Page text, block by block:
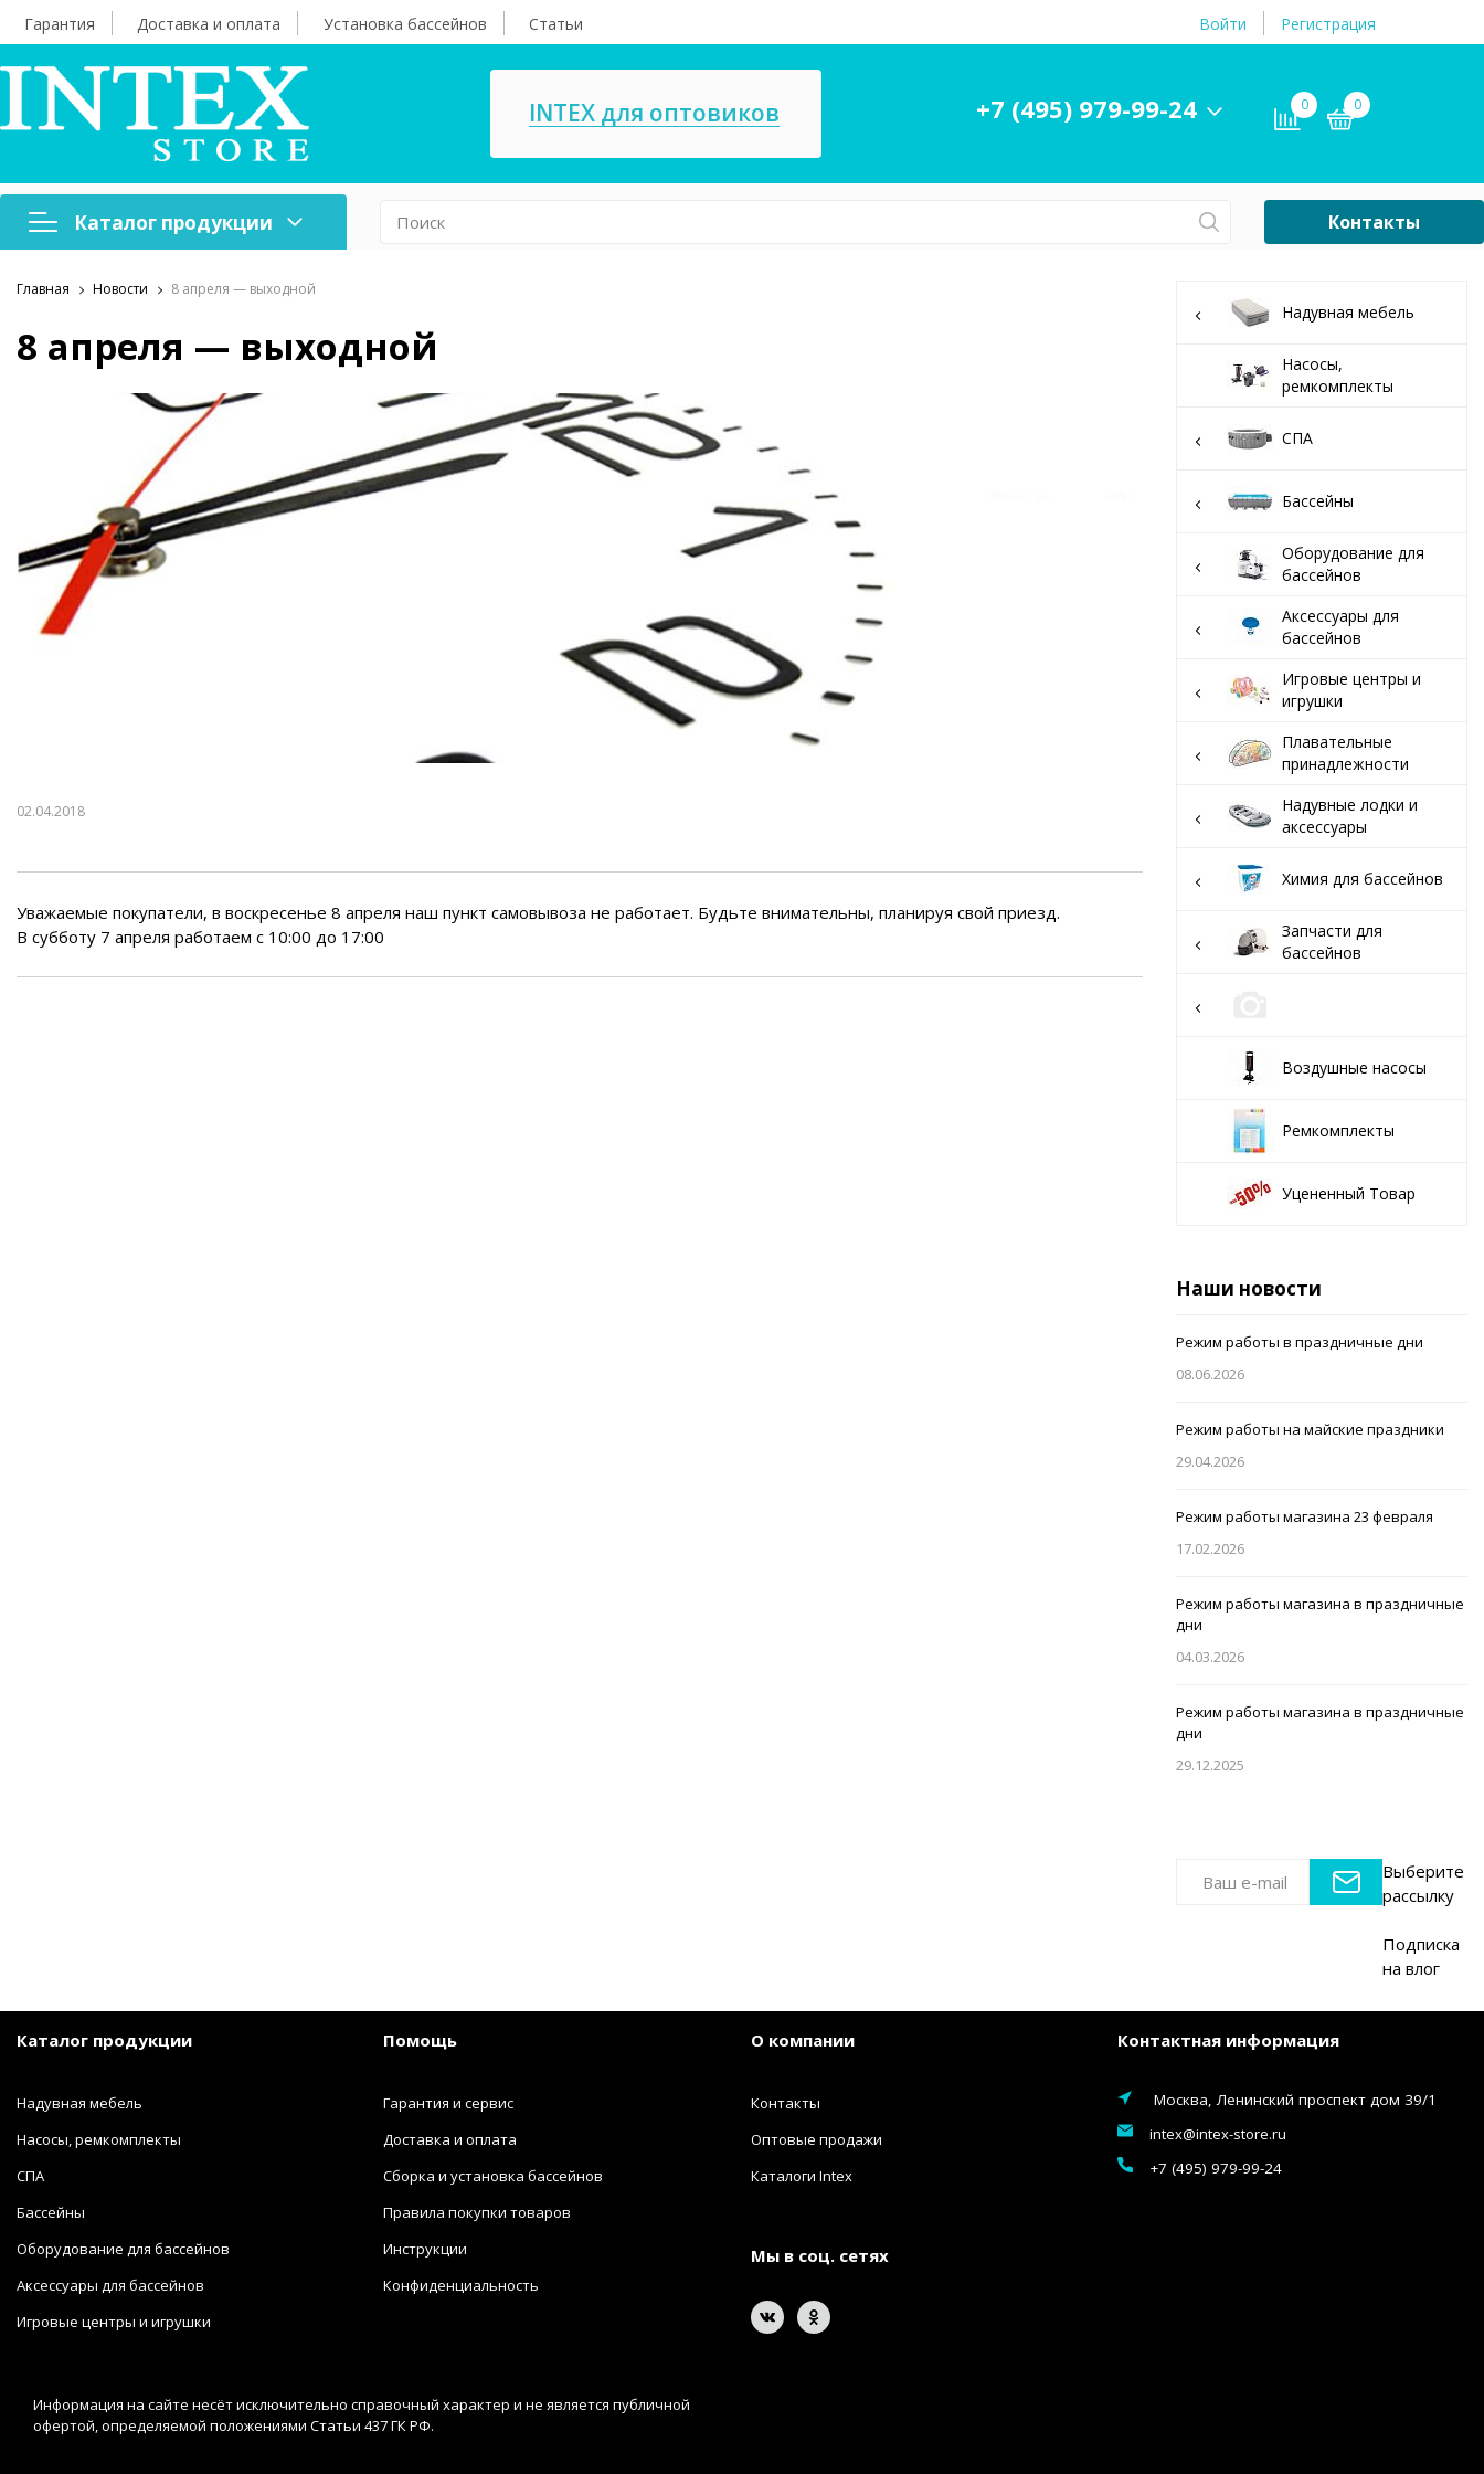
Гарантия Доставка и оплата Установка бассейнов Статьи Войти Регистрация
INTEX для оптовиков +7 (495) 979-99-24 0 0
Каталог продукции
Надувная мебель
Бассейны
Оборудование для
бассейнов
принадлежности
Надувные лодки и
аксессуары
Химия для бассейнов
Воздушные насосы
Контакты
Надувная мебель
Насосы,
ремкомплекты
СПА
Бассейны
Оборудование для
бассейнов
Аксессуары для
бассейнов
Игровые центры и
игрушки
Плавательные
принадлежности
Надувные лодки и
аксессуары
Химия для бассейнов
Запчасти для
бассейнов
Воздушные насосы
Ремкомплекты
Уцененный Товар
Наши новости
Режим работы в праздничные дни
08.06.2026
Режим работы на майские праздники
29.04.2026
Режим работы магазина 23 февраля
17.02.2026
Режим работы магазина в праздничные
дни
04.03.2026
Режим работы магазина в праздничные
дни
29.12.2025
Выберите
рассылку
Подписка
на влог
Главная Новости 8 апреля — выходной
8 апреля — выходной
02.04.2018
Уважаемые покупатели, в воскресенье 8 апреля наш пункт самовывоза не работает. Будьте внимательны, планируя свой приезд.
В субботу 7 апреля работаем с 10:00 до 17:00
Каталог продукции
Надувная мебель
Насосы, ремкомплекты
СПА
Бассейны
Оборудование для бассейнов
Аксессуары для бассейнов
Игровые центры и игрушки
Помощь
Гарантия и сервис
Доставка и оплата
Сборка и установка бассейнов
Правила покупки товаров
Инструкции
Конфиденциальность
О компании
Контакты
Оптовые продажи
Каталоги Intex
Мы в соц. сетях
Контактная информация
Москва, Ленинский проспект дом 39/1
intex@intex-store.ru
+7 (495) 979-99-24
Информация на сайте несёт исключительно справочный характер и не является публичной
офертой, определяемой положениями Статьи 437 ГК РФ.